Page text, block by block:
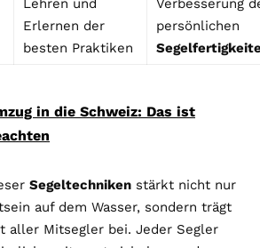
Lehren und
Erlernen der
besten Praktiken
Verbesserung
persönlichen
in die Schweiz: Das ist
Segeltechniken stärkt nicht nur
auf dem Wasser, sondern trägt
aller Mitsegler bei. Jeder Segler